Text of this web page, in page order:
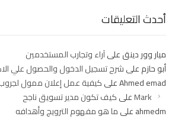
أحدث التعليقات
ميار وور دينقعلىآراء وتجارب المستخدمين
أبو حازمعلىشرح تسجيل الدخول والحصول علي
Ahmed emadعلىكيفية عمل إعلان ممول
Markعلىكيف تكون مدير تسويق ناجح
ahmedmعلىما هو مفهوم الترويج وأهدافه